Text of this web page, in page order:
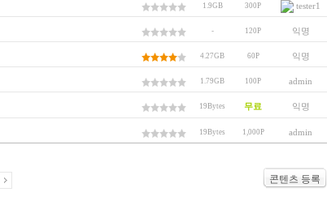
1.9GB 300P tester1
- 120P 익명
4.27GB 60P 익명
1.79GB 100P admin
19Bytes 무료 익명
19Bytes 1,000P admin
콘텐츠 등록